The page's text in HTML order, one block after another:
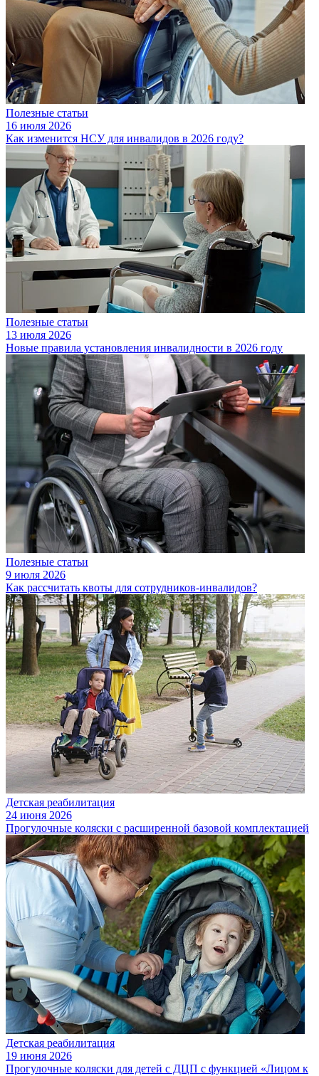
Полезные статьи
16 июля 2026
Как изменится НСУ для инвалидов в 2026 году?
Полезные статьи
13 июля 2026
Новые правила установления инвалидности в 2026 году
Полезные статьи
9 июля 2026
Как рассчитать квоты для сотрудников-инвалидов?
Детская реабилитация
24 июня 2026
Прогулочные коляски с расширенной базовой комплектацией
Детская реабилитация
19 июня 2026
Прогулочные коляски для детей с ДЦП с функцией «Лицом к